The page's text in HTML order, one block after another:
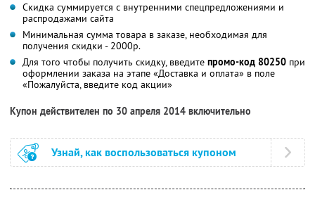
Скидка суммируется с внутренними спецпредложениями и
распродажами сайта
Минимальная сумма товара в заказе, необходимая для
получения скидки - 2000р.
Для того чтобы получить скидку, введите промо-код 80250 при
оформлении заказа на этапе «Доставка и оплата» в поле
«Пожалуйста, введите код акции»
Купон действителен по 30 апреля 2014 включительно
Узнай, как воспользоваться купоном